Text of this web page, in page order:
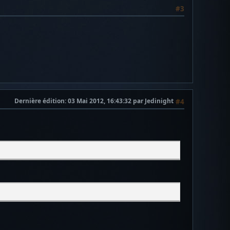
#3
#4
Dernière édition: 03 Mai 2012, 16:43:32 par Jedinight